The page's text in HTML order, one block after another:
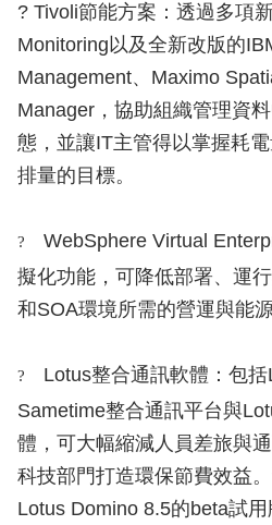
? Tivoli節能方案：透過多項
Monitoring以及全新改版的
Management、Maximo
Manager，協助組織管理資
態，並讓IT主管得以掌握耗
排量的目標。
?
WebSphere Virtual
擬化功能，可降低部署、運
和SOA環境所需的營運與能源
?
Lotus整合通訊軟體：包
Sametime整合通訊平台與
體，可大幅縮減人員差旅與
科技部門打造環保節費效益
Lotus Domino 8.5的beta試